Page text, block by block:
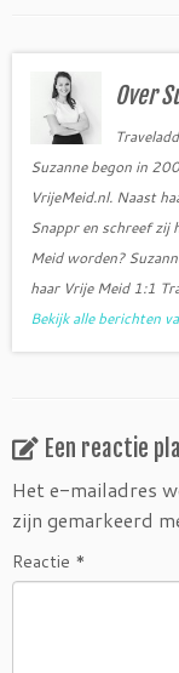
o e
r
Over
Suzanne begon in
VrijeMeid.nl. Naast
Snappr en schreef zij
Meid worden?
haar Vrije Meid 1:1
Bekijk alle berichten
Een reactie
Het e-mailadres
zijn gemarkeerd
Reactie *